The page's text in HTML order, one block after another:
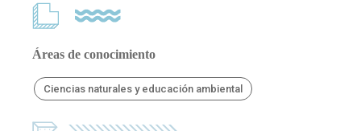
Áreas de conocimiento
Ciencias naturales y educación ambiental